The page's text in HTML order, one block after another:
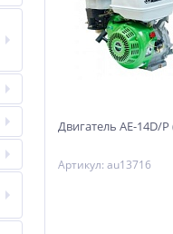
Двигатель АЕ-14D/
Артикул: au13716